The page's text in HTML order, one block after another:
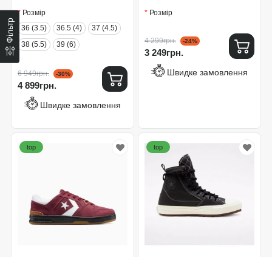
Фільтр
171427C
Розмір
36 (3.5)
36.5 (4)
37 (4.5)
38 (5.5)
39 (6)
6 949грн. -30%
4 899грн.
Швидке замовлення
Розмір
4 299грн. -24%
3 249грн.
Швидке замовлення
top top